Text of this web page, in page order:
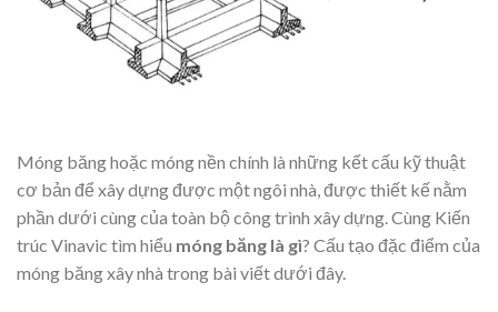
Móng băng hoặc móng nền chính là những kết cấu kỹ thuật
cơ bản để xây dựng được một ngôi nhà, được thiết kế nằm
phần dưới cùng của toàn bộ công trình xây dựng. Cùng Kiến
trúc Vinavic tìm hiểu móng băng là gì? Cấu tạo đặc điểm của
móng băng xây nhà trong bài viết dưới đây.